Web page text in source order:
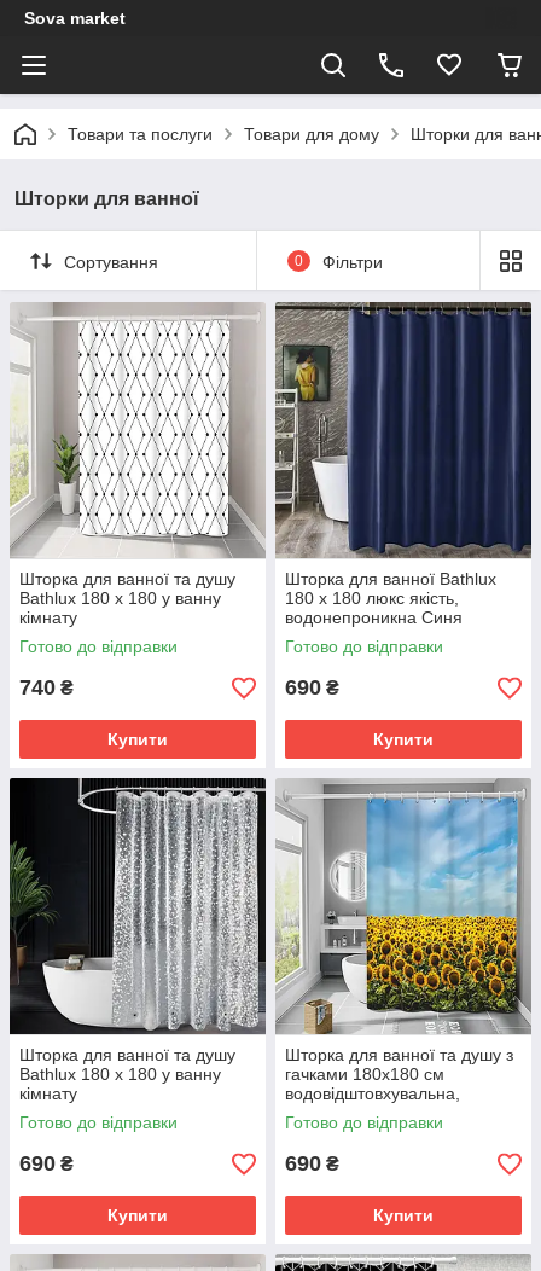
Sova market
Товари та послуги Товари для дому Шторки для
Шторки для ванної
Сортування 0 Фільтри
Шторка для ванної та душу
Bathlux 180 x 180 у ванну
кімнату
водовідштовхувальна, Біла з
чорним
Готово до відправки
740 ₴
Купити
Шторка для ванної Bathlux
180 x 180 люкс якість,
водонепроникна Синя
Готово до відправки
690 ₴
Купити
Шторка для ванної та душу
Bathlux 180 x 180 у ванну
кімнату
водовідштовхувальна,
Прозора з білими колами
Готово до відправки
690 ₴
Купити
Шторка для ванної та душу з
гачками 180x180 см
водовідштовхувальна,
високоякісна шторка для
ванни
Готово до відправки
690 ₴
Купити